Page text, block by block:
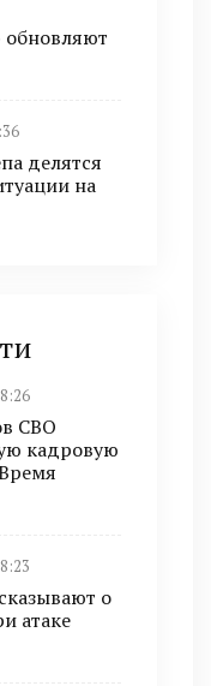
обновляют
делятся
на
СВО
кадровую
о
атаке